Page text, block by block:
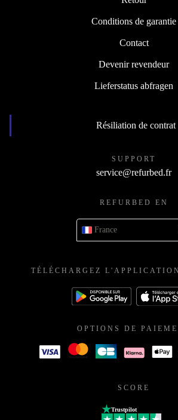
Conditions de garantie
Contact
Devenir revendeur
Lieferstatus abfragen
Résiliation de contrat
SUPPORT
service@refurbed.fr
REFURBED EN
France
TÉLÉCHARGEZ
OPTIONS DE
SCORE
Trustpilot